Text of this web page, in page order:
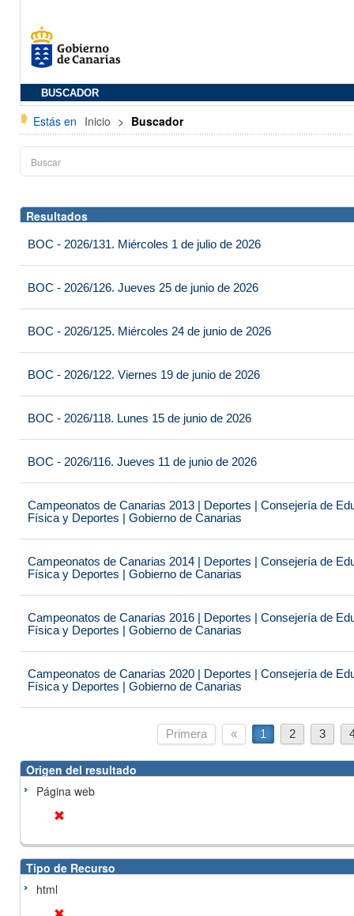
BUSCADOR
Estás en Inicio > Buscador
Resultados
BOC - 2026/131. Miércoles 1 de julio de 2026
BOC - 2026/126. Jueves 25 de junio de 2026
BOC - 2026/125. Miércoles 24 de junio de 2026
BOC - 2026/122. Viernes 19 de junio de 2026
BOC - 2026/118. Lunes 15 de junio de 2026
BOC - 2026/116. Jueves 11 de junio de 2026
Campeonatos de Canarias 2013 | Deportes | Consejería de
Física y Deportes | Gobierno de Canarias
Campeonatos de Canarias 2014 | Deportes | Consejería de
Física y Deportes | Gobierno de Canarias
Campeonatos de Canarias 2016 | Deportes | Consejería de
Física y Deportes | Gobierno de Canarias
Campeonatos de Canarias 2020 | Deportes | Consejería de
Física y Deportes | Gobierno de Canarias
Primera « 1 2 3
Origen del resultado
Página web
Tipo de Recurso
html